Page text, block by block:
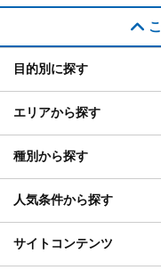
目的別に探す
エリアから探す
種別から探す
人気条件から探す
サイトコンテンツ